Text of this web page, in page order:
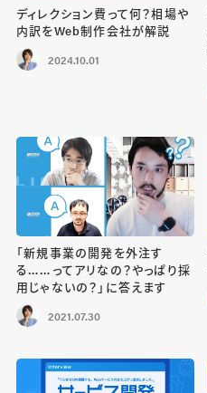
ディレクション費って何？相場や
内訳をWeb制作会社が解説
2024.10.01
「新規事業の開発を外注す
る……ってアリなの？やっぱり採
用じゃないの？」に答えます
2021.07.30